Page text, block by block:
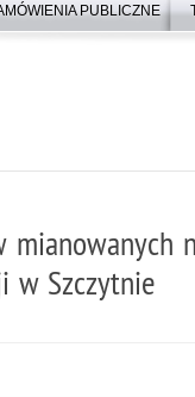
PUBLICZNE
w Szczytnie